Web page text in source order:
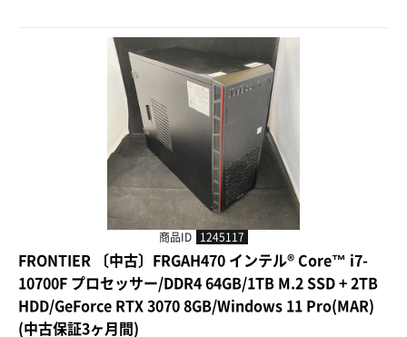
商品ID 1245117
FRONTIER 〔中古〕FRGAH470 インテル® Core™ i7-
10700F プロセッサー/DDR4 64GB/1TB M.2 SSD + 2TB
HDD/GeForce RTX 3070 8GB/Windows 11 Pro(MAR)
(中古保証3ヶ月間)